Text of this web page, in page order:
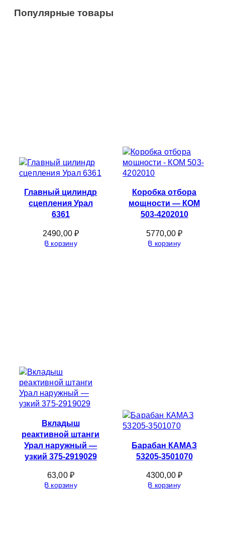
Популярные товары
Главный цилиндр
сцепления Урал
6361
2490,00₽
В корзину
Коробка отбора
мощности — КОМ
503-4202010
5770,00₽
В корзину
Вкладыш
реактивной штанги
Урал наружный —
узкий 375-2919029
63,00 ₽
В корзину
Барабан КАМАЗ
53205-3501070
4300,00₽
В корзину